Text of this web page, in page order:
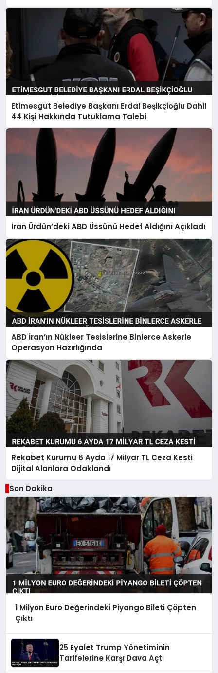
Etimesgut Belediye Başkanı Erdal Beşikçioğlu Dahil
44 Kişi Hakkında Tutuklama Talebi
İran Ürdün’deki ABD Üssünü Hedef Aldığını Açıkladı
ABD İran’ın Nükleer Tesislerine Binlerce Askerle
Operasyon Hazırlığında
Rekabet Kurumu 6 Ayda 17 Milyar TL Ceza Kesti
Dijital Alanlara Odaklandı
Son Dakika
1 Milyon Euro Değerindeki Piyango Bileti Çöpten
Çıktı
25 Eyalet Trump Yönetiminin
Tarifelerine Karşı Dava Açtı